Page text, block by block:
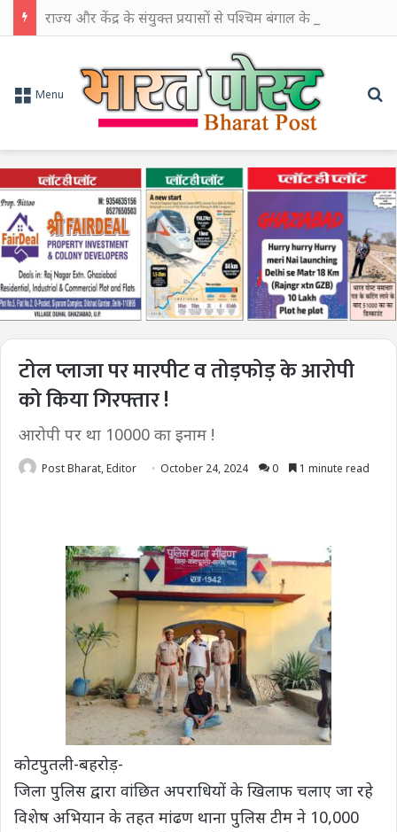
Menu
टोल प्लाजा पर मारपीट व तोड़फोड़ के आरोपी
को किया गिरफ्तार !
आरोपी पर था 10000 का इनाम !
Post Bharat, Editor October 24, 2024 0 1 minute read
कोटपुतली-बहरोड़-
जिला पुलिस द्वारा वांछित अपराधियों के खिलाफ चलाए जा रहे
विशेष अभियान के तहत मांढण थाना पुलिस टीम ने 10,000